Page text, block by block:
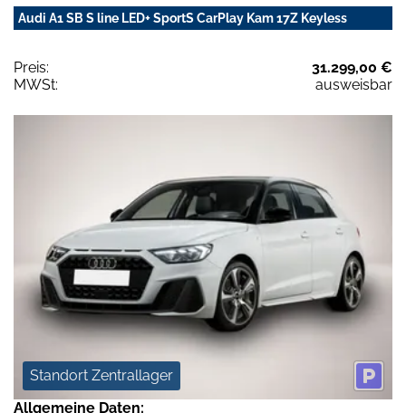
Audi A1 SB S line LED+ SportS CarPlay Kam 17Z Keyless
Preis:
31.299,00 €
MWSt:
ausweisbar
Standort Zentrallager
Allgemeine Daten: